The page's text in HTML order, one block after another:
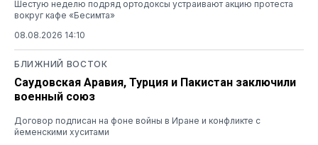
Шестую неделю подряд ортодоксы устраивают акцию протеста
вокруг кафе «Бесимта»
08.08.2026 14:10
БЛИЖНИЙ ВОСТОК
Саудовская Аравия, Турция и Пакистан заключили
военный союз
Договор подписан на фоне войны в Иране и конфликте с
йеменскими хуситами